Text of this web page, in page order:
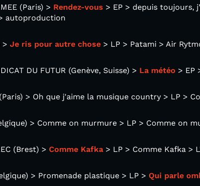
(Paris) > Rendez-vous > EP > depuis toujours,
autoproduction
> Je ris pour autre chose > LP > Patami > Air
DU FUTUR (Genève, Suisse) > La météo > EP
(Paris) > Oh que j'aime la musique country > LP >
> Comme on murmure > LP > Comme on
(Brest) > Comme Kafka > LP > Comme Kafka >
> Promenade plastique > LP > Qui parle